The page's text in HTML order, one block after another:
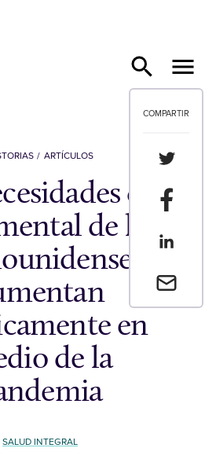
COMPARTIR
Envia un
ARTÍCULOS
de
de los
en
de la
SALUD INTEGRAL